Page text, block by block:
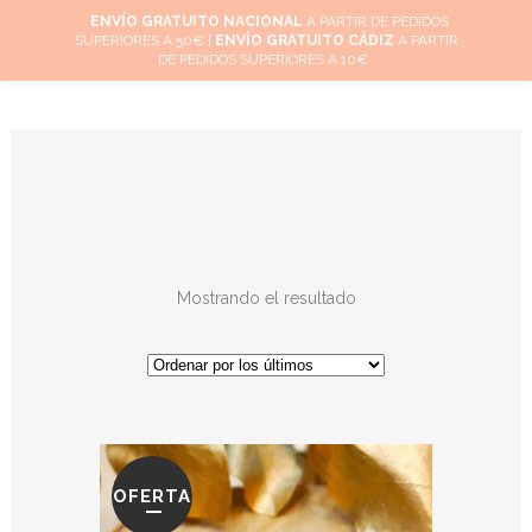
Mostrando el resultado
OFERTA
ENVÍO GRATUITO NACIONAL A PARTIR DE PEDIDOS
SUPERIORES A 50€ |
ENVÍO GRATUITO CÁDIZ A PARTIR
DE PEDIDOS SUPERIORES A 10€